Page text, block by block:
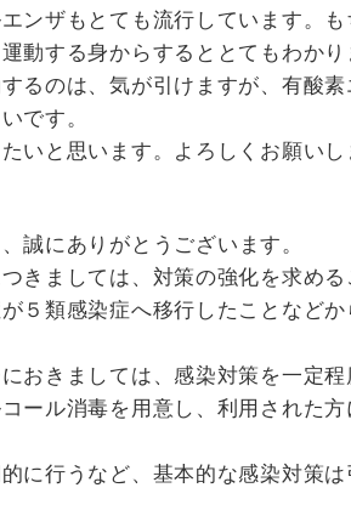
ンザもとても流行しています。
動する身からするととてもわか
るのは、気が引けますが、有酸
です。
いと思います。よろしくお願いし
誠にありがとうございます。
きましては、対策の強化を求める
５類感染症へ移行したことなど
おきましては、感染対策を一定程
ール消毒を用意し、利用された
に行うなど、基本的な感染対策は